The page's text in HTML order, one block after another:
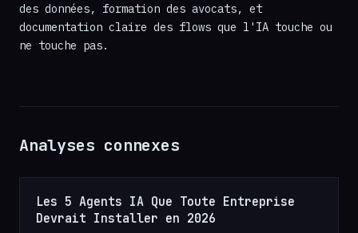
des données, formation des avocats, et
documentation claire des flows que l'IA touche ou
ne touche pas.
Analyses connexes
Les 5 Agents IA Que Toute Entreprise
Devrait Installer en 2026